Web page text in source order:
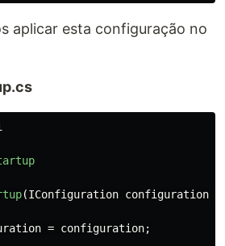
aplicar esta configuração no
(IConfiguration configuration
= configuration;